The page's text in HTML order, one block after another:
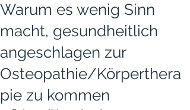
Warum es wenig Sinn
macht, gesundheitlich
angeschlagen zur
Osteopathie/Körperthera
pie zu kommen